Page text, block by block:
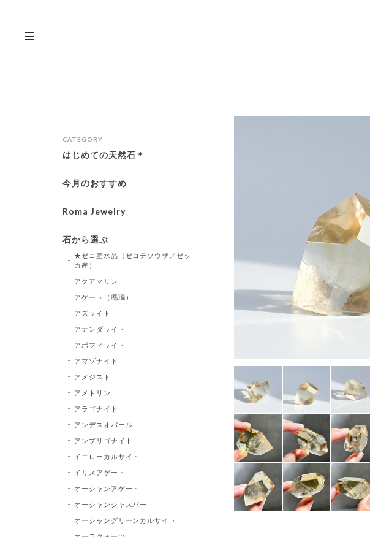
CATEGORY
はじめての天然石＊
今月のおすすめ
Roma Jewelry
石から選ぶ
★ゼコ産水晶（ゼコデソウザ／ゼッ
カ産）
アクアマリン
アゲート（瑪瑙）
アズライト
アナンダライト
アポフィライト
アマゾナイト
アメジスト
アメトリン
アラゴナイト
アンデスオパール
アンブリゴナイト
イエローカルサイト
イリスアゲート
オーシャンアゲート
オーシャンジャスパー
オーシャングリーンカルサイト